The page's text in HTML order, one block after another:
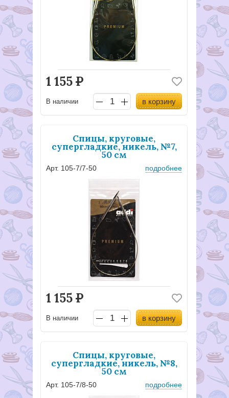
1 155Р
В наличии в корзину
Спицы, круговые,
супергладкие, никель, №7,
50 см
Арт. 105-7/7-50 подробнее
1 155Р
В наличии в корзину
Спицы, круговые,
супергладкие, никель, №8,
50 см
Арт. 105-7/8-50 подробнее